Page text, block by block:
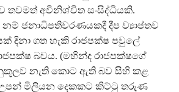
තවමත් අවිනිශ්චිත සංසිද්ධියකි.
ජනාධිපතිවරණයකදී දීප ව්‍යාප්තව
දිනා ගත හැකි රාජපක්ෂ පවුලේ
බවය. (මහින්ද රාජපක්ෂගේ
නැති කොට ඇති බව සිහි කළ
උපන් මිලියන දෙකකට කිට්ටු තරුණ